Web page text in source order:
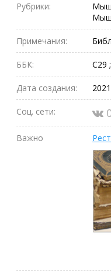
Рубрики:
Примечания:
ББК: С29
Дата создания:
Соц. сети:
Важно